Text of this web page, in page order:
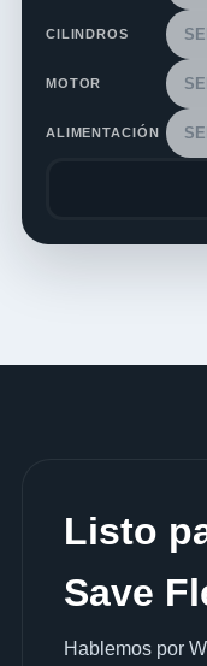
CILINDROS
MOTOR
ALIMENTACIÓN
Listo
Save
Hablemos por